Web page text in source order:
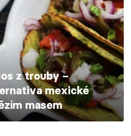
z trouby –
mexické
masem